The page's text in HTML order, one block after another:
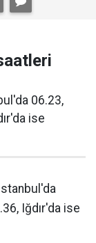
06.23,
ise
Iğdır'da ise